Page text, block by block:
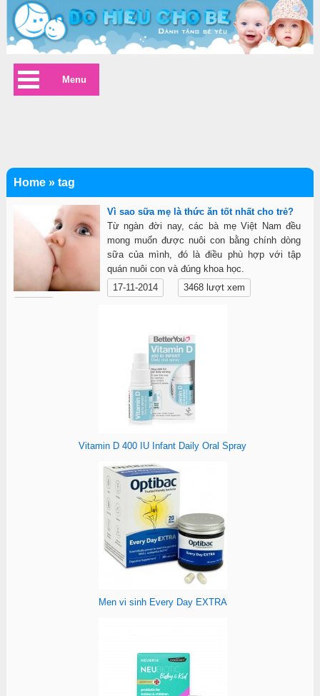
Vì sao sữa mẹ là thức ăn tốt nhất cho trẻ?
Từ ngàn đời nay, các bà mẹ Việt Nam đều
mong muốn được nuôi con bằng chính dòng
sữa của mình, đó là điều phù hợp với tập
quán nuôi con và đúng khoa học.
17-11-2014
3468 lượt xem
Home» tag
Vitamin D 400 IU Infant Daily Oral Spray
Men vi sinh Every Day EXTRA
Menu